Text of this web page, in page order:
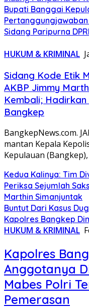
Bupati Banggai
Pertanggungjawaban
Sidang Paripurna
HUKUM & KRIMINAL
Sidang Kode Etik
AKBP Jimmy
Kembali;
Bangkep
BangkepNews.com.
mantan Kepala
Kepulauan
Kedua Kalinya: Tim
Periksa Sejumlah
Marthin Simanjuntak
Buntut Dari Kasus
Kapolres Bangkep
HUKUM & KRIMINAL
Kapolres
Anggotanya
Mabes Polri
Pemerasan